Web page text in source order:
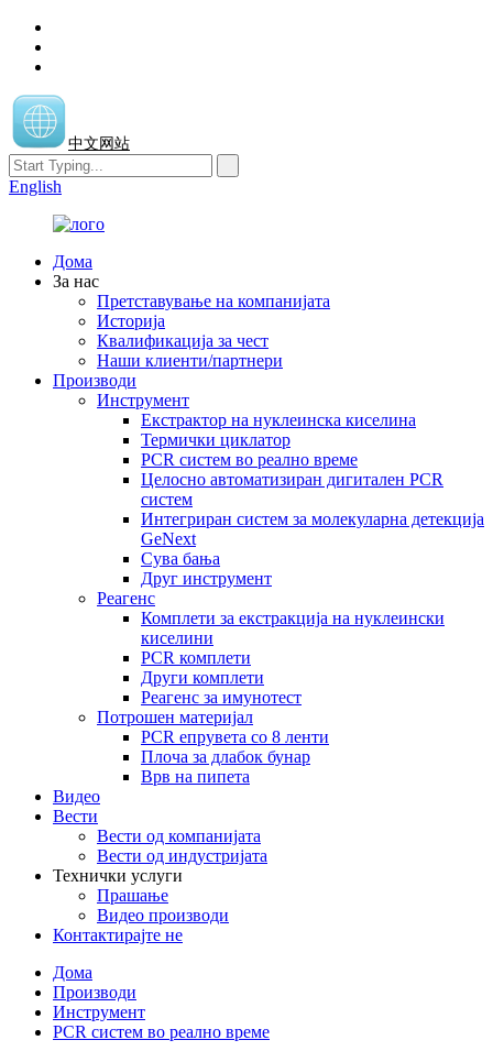
中文网站
English
Дома
За нас
Претставување на компанијата
Историја
Квалификација за чест
Наши клиенти/партнери
Производи
Инструмент
Екстрактор на нуклеинска киселина
Термички циклатор
PCR систем во реално време
Целосно автоматизиран дигитален PCR
систем
Интегриран систем за молекуларна детекција
GeNext
Сува бања
Друг инструмент
Реагенс
Комплети за екстракција на нуклеински
киселини
PCR комплети
Други комплети
Реагенс за имунотест
Потрошен материјал
PCR епрувета со 8 ленти
Плоча за длабок бунар
Врв на пипета
Видео
Вести
Вести од компанијата
Вести од индустријата
Технички услуги
Прашање
Видео производи
Контактирајте не
Дома
Производи
Инструмент
PCR систем во реално време